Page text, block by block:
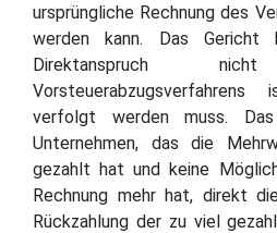
ursprüngliche Rechnung des
werden kann. Das Gericht
Direktanspruch
verfolgt werden muss.
Unternehmen, das die
gezahlt hat und keine
Rechnung mehr hat, direkt
Rückzahlung der zu viel